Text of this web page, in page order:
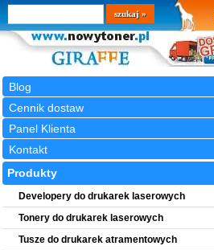
Blog
Cennik dostaw
Panel Klienta
Kontakt
Wyszukiwarka
szukaj
Produkty
Developery do drukarek laserowych
Tonery do drukarek laserowych
Tusze do drukarek atramentowych